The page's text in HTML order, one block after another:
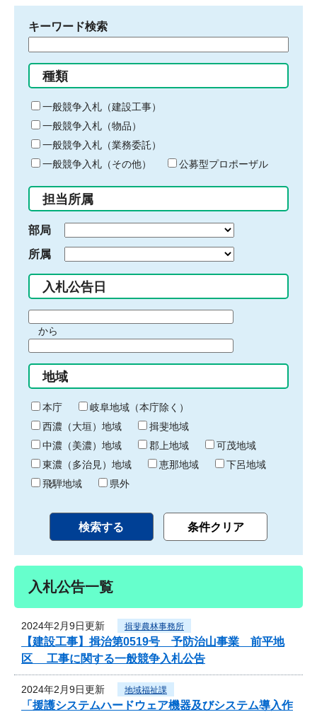
キーワード検索
る
キ
ー
ワ
ー
ド
入
力
種類
一般競争入札（建設工事）
一般競争入札（物品）
一般競争入札（業務委託）
一般競争入札（その他）
公募型プロポーザル
担当所属
部局
所属
入札公告日
間
始
り
から
間
終
わ
り
地域
本庁
岐阜地域（本庁除く）
西濃（大垣）地域
揖斐地域
中濃（美濃）地域
郡上地域
可茂地域
東濃（多治見）地域
恵那地域
下呂地域
飛騨地域
県外
入札公告一覧
2024年2月9日更新 揖斐農林事務所
【建設工事】揖治第0519号 予防治山事業 前平地
区 工事に関する一般競争入札公告
2024年2月9日更新 地域福祉課
「援護システムハードウェア機器及びシステム導入作